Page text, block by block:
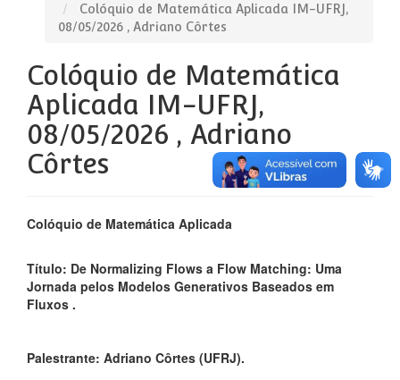
Colóquio de Matemática Aplicada IM-UFRJ,
08/05/2026 , Adriano Côrtes
Colóquio de Matemática
Aplicada IM-UFRJ,
08/05/2026 , Adriano
Côrtes
Colóquio de Matemática Aplicada
Título: De Normalizing Flows a Flow Matching: Uma
Jornada pelos Modelos Generativos Baseados em
Fluxos .
Palestrante: Adriano Côrtes (UFRJ).